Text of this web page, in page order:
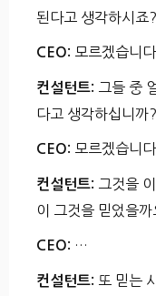
된다고 생각하시죠?
CEO: 모르겠습니다.
컨설턴트: 그들 중
다고 생각하십니까?
CEO: 모르겠습니다.
컨설턴트: 그것을
이 그것을 믿었을까
CEO: …
컨설턴트: 또 믿는